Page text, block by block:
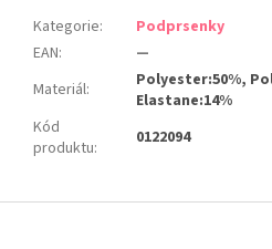
Kategorie:
Podprsenky
EAN:
—
Materiál:
Polyester:50%,
Elastane:14%
Kód
produktu: 0122094